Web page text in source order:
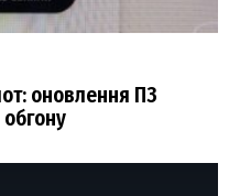
оновлення ПЗ